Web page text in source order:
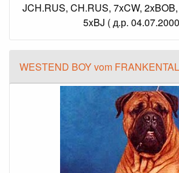
JCH.RUS, CH.RUS, 7xCW,
5xBJ ( д.р.
WESTEND BOY vom FRANKENTAL